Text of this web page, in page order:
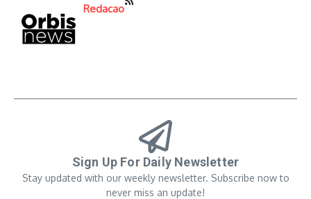
Redacao
Sign Up For Daily Newsletter
Stay updated with our weekly newsletter. Subscribe now to
never miss an update!